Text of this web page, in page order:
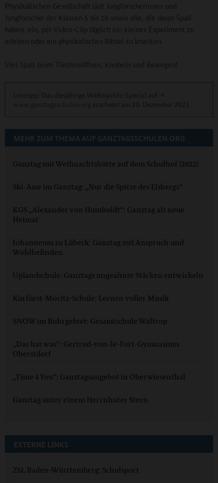
Physikalischen Gesellschaft lädt Jungforscherinnen und
Jungforscher der Klassen 5 bis 10 sowie alle, die daran Spaß
haben, ein, per Video-Clip täglich ein kleines Experiment zu
erleben oder ein physikalisches Rätsel zu knacken.
Viel Spaß beim Türchenöffnen, Knobeln und Bewegen!
www.ganztagsschulen.org
MEHR ZUM THEMA AUF GANZTAGSSCHULEN.ORG
Ganztag mit Weihnachtshütte auf dem Schulhof (2022)
Ski-Asse im Ganztag: „Nur die Spitze des Eisbergs“
KGS „Alexander von Humboldt“: Ganztag als neue
Heimat
Johanneum zu Lübeck: Ganztag mit Anspruch und
Wohlbefinden
Uplandschule: Ganztags ungeahnte Stärken entwickeln
Kurfürst-Moritz-Schule: Lernen voller Musik
SNOW im Ruhrgebiet: Gesamtschule Waltrop
„Das hat was“: Gertrud-von-le-Fort-Gymnasium
Oberstdorf
„Time 4 You“: Ganztagsangebot in Oberwiesenthal
Ganztag unter einem Herrnhuter Stern
EXTERNE LINKS
ZSL Baden-Württemberg: Schulsport